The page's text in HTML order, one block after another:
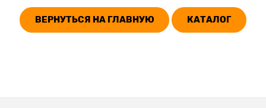
ВЕРНУТЬСЯ НА ГЛАВНУЮ КАТАЛОГ